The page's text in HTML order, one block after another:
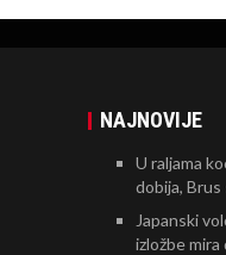
NAJNOVIJE
U raljama
dobija, Brus
Japanski
izložbe